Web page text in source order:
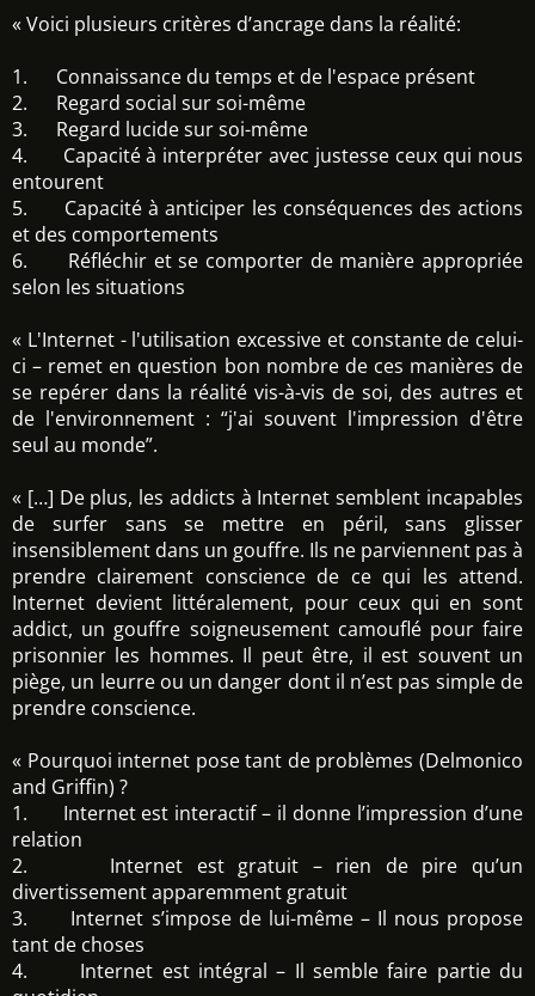
« Voici plusieurs critères d’ancrage dans la réalité:
1. Connaissance du temps et de l'espace présent
2. Regard social sur soi-même
3. Regard lucide sur soi-même
4. Capacité à interpréter avec justesse ceux qui nous
entourent
5. Capacité à anticiper les conséquences des actions
et des comportements
6. Réfléchir et se comporter de manière appropriée
selon les situations
« L'Internet - l'utilisation excessive et constante de celui-
ci – remet en question bon nombre de ces manières de
se repérer dans la réalité vis-à-vis de soi, des autres et
de l'environnement : “j'ai souvent l'impression d'être
seul au monde”.
« […] De plus, les addicts à Internet semblent incapables
de surfer sans se mettre en péril, sans glisser
insensiblement dans un gouffre. Ils ne parviennent pas à
prendre clairement conscience de ce qui les attend.
Internet devient littéralement, pour ceux qui en sont
addict, un gouffre soigneusement camouflé pour faire
prisonnier les hommes. Il peut être, il est souvent un
piège, un leurre ou un danger dont il n’est pas simple de
prendre conscience.
« Pourquoi internet pose tant de problèmes (Delmonico
and Griffin) ?
1. Internet est interactif – il donne l’impression d’une
relation
2. Internet est gratuit – rien de pire qu’un
divertissement apparemment gratuit
3. Internet s’impose de lui-même – Il nous propose
tant de choses
4. Internet est intégral – Il semble faire partie du